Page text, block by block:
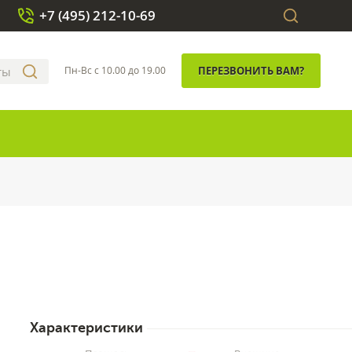
+7 (495) 212-10-69
Пн-Вс с 10.00 до 19.00 ПЕРЕЗВОНИТЬ ВАМ?
Характеристики